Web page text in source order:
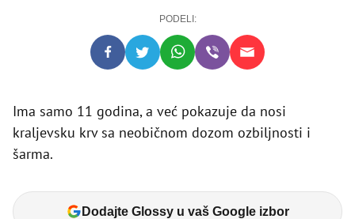
PODELI:
Ima samo 11 godina, a već pokazuje da nosi
kraljevsku krv sa neobičnom dozom ozbiljnosti i
šarma.
Dodajte Glossy u vaš Google izbor